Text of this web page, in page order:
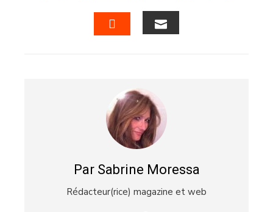
FACEBOOKTWITTERLINKEDIN
Par Sabrine Moressa
Rédacteur(rice) magazine et web